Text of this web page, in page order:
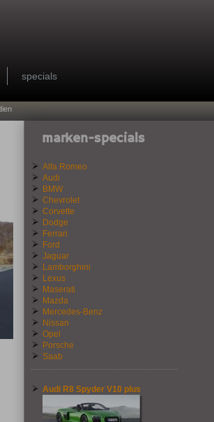
specials
marken-specials
Alfa Romeo
Audi
BMW
Chevrolet
Corvette
Dodge
Ferrari
Ford
Jaguar
Lamborghini
Lexus
Maserati
Mazda
Mercedes-Benz
Nissan
Opel
Porsche
Saab
Audi R8 Spyder V10 plus